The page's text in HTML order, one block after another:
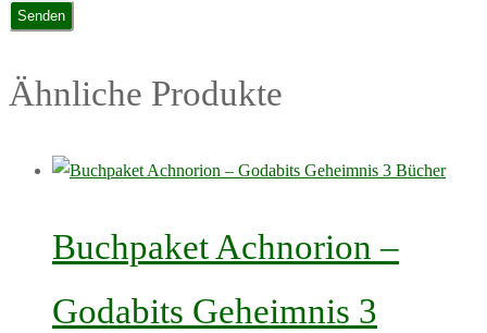
Ähnliche Produkte
Buchpaket Achnorion –
Godabits Geheimnis 3